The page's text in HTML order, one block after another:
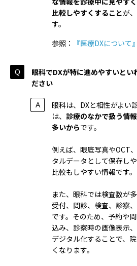
比較しやすくすることが
す。
参照：
『医療DXについて
眼科でDXが特に進めやすいとい
ださい
眼科は、DXと相性がよい
は、 診療のなかで扱う情
多いからです。
例えば、眼底写真やOCT
タルデータとして保存し
比較もしやすい情報です。
また、眼科では検査数が
受付、問診、検査、診察
です。そのため、予約や
込み、診察時の画像表示
デジタル化することで、
くなります。